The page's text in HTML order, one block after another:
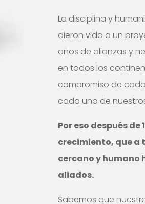
La disciplina y
dieron vida a un
años de alianzas y
en todos los
compromiso de
cada uno de
Por eso después
crecimiento, que a
cercano y humano
aliados.
Sabemos que